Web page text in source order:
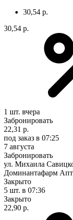
30,54 р.
30,54 р.
1 шт. вчера
Забронировать
22,31 р.
под заказ в 07:25
7 августа
Забронировать
ул. Михаила
Доминантафарм
Закрыто
5 шт. в 07:36
Закрыто
22,90 р.